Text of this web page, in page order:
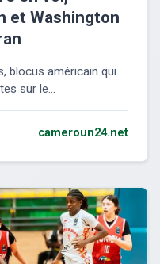
et Washington
blocus américain qui
sur le...
cameroun24.net